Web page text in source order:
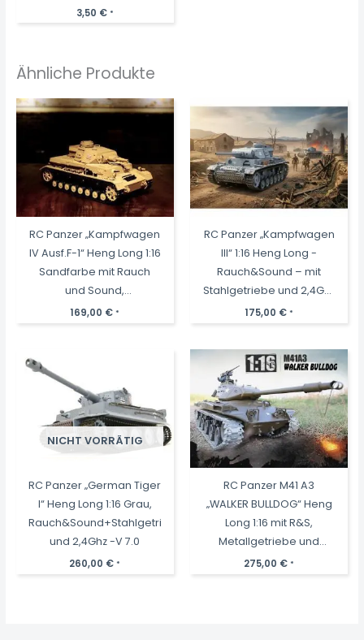
3,50 € *
Ähnliche Produkte
RC Panzer „Kampfwagen
IV Ausf.F-1“ Heng Long 1:16
Sandfarbe mit Rauch
und Sound,
Stahlgetriebe und
169,00 € *
RC Panzer „Kampfwagen
III“ 1:16 Heng Long -
Rauch&Sound – mit
Stahlgetriebe und 2,4Ghz
Fernsteuerung – V7.0
175,00 € *
NICHT VORRÄTIG
RC Panzer „German Tiger
I“ Heng Long 1:16 Grau,
Rauch&Sound+Stahlgetriebe
und 2,4Ghz -V 7.0
260,00 € *
RC Panzer M41 A3
„WALKER BULLDOG“ Heng
Long 1:16 mit R&S,
Metallgetriebe und
Metallketten -2,4Ghz V7.0
275,00 € *